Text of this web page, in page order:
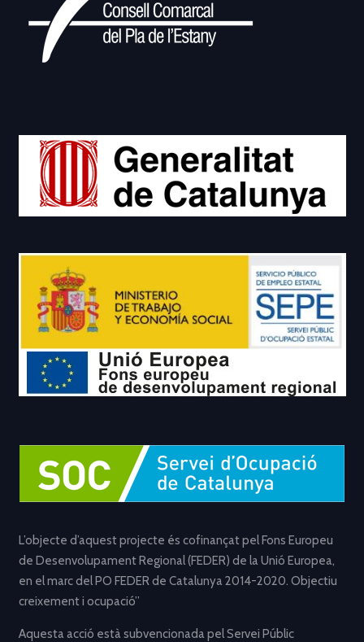
L’objecte d’aquest projecte és cofinançat pel Fons Europeu
de Desenvolupament Regional (FEDER) de la Unió Europea,
en el marc del PO FEDER de Catalunya 2014-2020. Objectiu
creixement i ocupació”
Aquesta acció està subvencionada pel Servei Públic